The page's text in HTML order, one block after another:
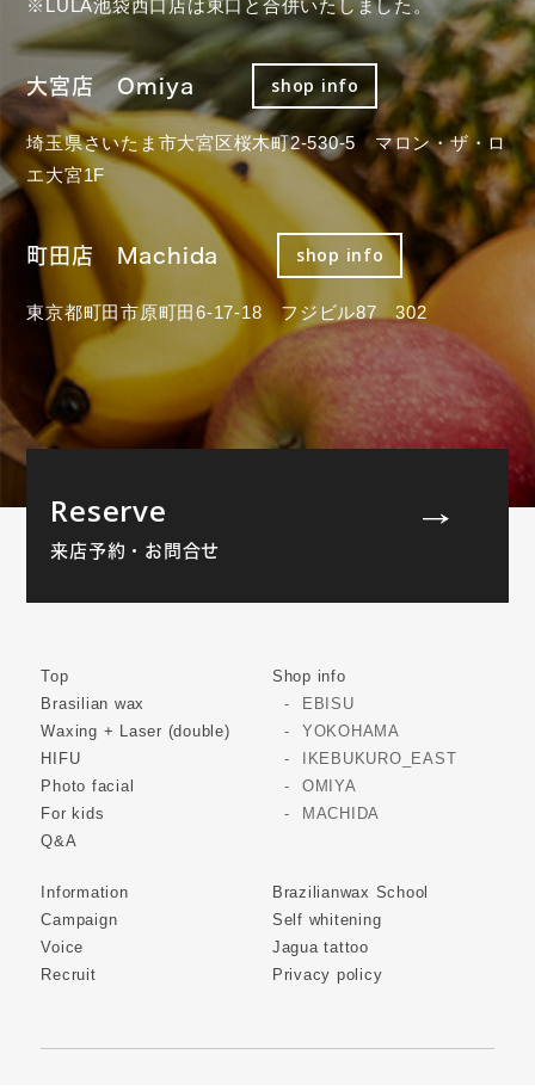
※LULA池袋西口店は東口と合併いたしました。
大宮店 Omiya shop info
埼玉県さいたま市大宮区桜木町2-530-5 マロン・ザ・ロ
エ大宮1F
町田店 Machida shop info
東京都町田市原町田6-17-18 フジビル87 302
Reserve
来店予約・お問合せ
Top
Brasilian wax
Waxing + Laser (double)
HIFU
Photo facial
For kids
Q&A
Shop info
EBISU
YOKOHAMA
IKEBUKURO_EAST
OMIYA
MACHIDA
Information
Campaign
Voice
Recruit
Brazilianwax School
Self whitening
Jagua tattoo
Privacy policy